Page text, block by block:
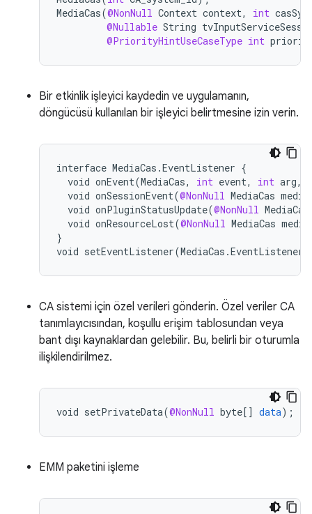
MediaCas(@NonNull Context context, int
@Nullable String
@PriorityHintUseCaseType int
Bir etkinlik işleyici kaydedin ve uygulamanın,
döngücüsü kullanılan bir işleyici belirtmesine izin verin.
interface MediaCas .EventListener {
void onEvent(MediaCas, int event, int arg,
void onSessionEvent(@NonNull MediaCas
void onPluginStatusUpdate(@NonNull MediaCas
void onResourceLost(@NonNull MediaCas
}
void setEventListener(MediaCas .EventListener
CA sistemi için özel verileri gönderin. Özel veriler CA
tanımlayıcısından, koşullu erişim tablosundan veya
bant dışı kaynaklardan gelebilir. Bu, belirli bir oturumla
ilişkilendirilmez.
void setPrivateData(@NonNull byte[] data);
EMM paketini işleme